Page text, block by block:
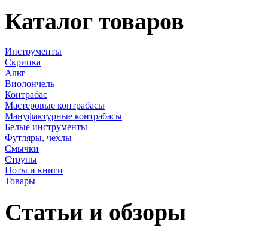
Каталог товаров
Инструменты
Скрипка
Альт
Виолончель
Контрабас
Мастеровые контрабасы
Мануфактурные контрабасы
Белые инструменты
Футляры, чехлы
Смычки
Струны
Ноты и книги
Товары
Статьи и обзоры